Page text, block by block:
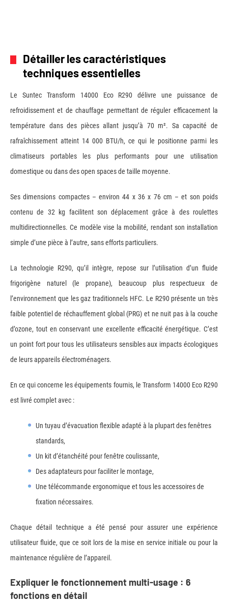
Détailler les caractéristiques
techniques essentielles
Le Suntec Transform 14000 Eco R290 délivre une puissance de
refroidissement et de chauffage permettant de réguler efficacement la
température dans des pièces allant jusqu’à 70 m². Sa capacité de
rafraîchissement atteint 14 000 BTU/h, ce qui le positionne parmi les
climatiseurs portables les plus performants pour une utilisation
domestique ou dans des open spaces de taille moyenne.
Ses dimensions compactes – environ 44 x 36 x 76 cm – et son poids
contenu de 32 kg facilitent son déplacement grâce à des roulettes
multidirectionnelles. Ce modèle vise la mobilité, rendant son installation
simple d’une pièce à l’autre, sans efforts particuliers.
La technologie R290, qu’il intègre, repose sur l’utilisation d’un fluide
frigorigène naturel (le propane), beaucoup plus respectueux de
l’environnement que les gaz traditionnels HFC. Le R290 présente un très
faible potentiel de réchauffement global (PRG) et ne nuit pas à la couche
d’ozone, tout en conservant une excellente efficacité énergétique. C’est
un point fort pour tous les utilisateurs sensibles aux impacts écologiques
de leurs appareils électroménagers.
En ce qui concerne les équipements fournis, le Transform 14000 Eco R290
est livré complet avec :
Un tuyau d’évacuation flexible adapté à la plupart des fenêtres
standards,
Un kit d’étanchéité pour fenêtre coulissante,
Des adaptateurs pour faciliter le montage,
Une télécommande ergonomique et tous les accessoires de
fixation nécessaires.
Chaque détail technique a été pensé pour assurer une expérience
utilisateur fluide, que ce soit lors de la mise en service initiale ou pour la
maintenance régulière de l’appareil.
Expliquer le fonctionnement multi-usage : 6
fonctions en détail